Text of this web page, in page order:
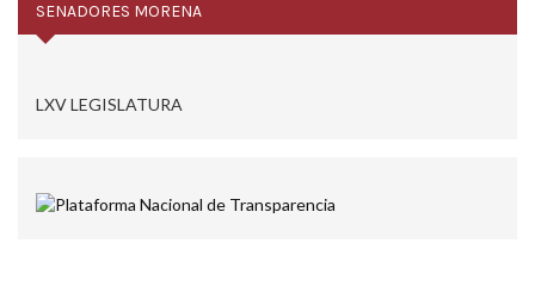
SENADORES MORENA
LXV LEGISLATURA